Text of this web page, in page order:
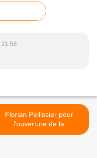
21:56
Florian Pellissier pour
l'ouverture de la
saison2020/2021 des